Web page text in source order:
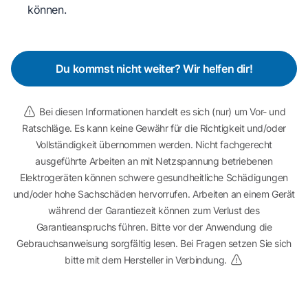
können.
Du kommst nicht weiter? Wir helfen dir!
Bei diesen Informationen handelt es sich (nur) um Vor- und
Ratschläge. Es kann keine Gewähr für die Richtigkeit und/oder
Vollständigkeit übernommen werden. Nicht fachgerecht
ausgeführte Arbeiten an mit Netzspannung betriebenen
Elektrogeräten können schwere gesundheitliche Schädigungen
und/oder hohe Sachschäden hervorrufen. Arbeiten an einem Gerät
während der Garantiezeit können zum Verlust des
Garantieanspruchs führen. Bitte vor der Anwendung die
Gebrauchsanweisung sorgfältig lesen. Bei Fragen setzen Sie sich
bitte mit dem Hersteller in Verbindung.